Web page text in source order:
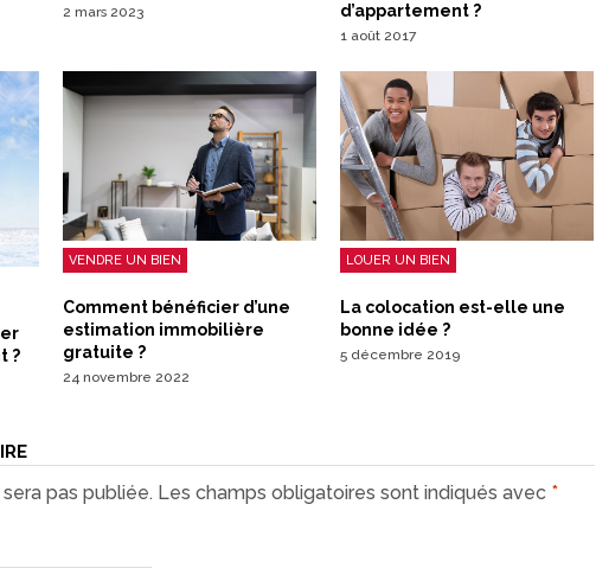
2 mars 2023
d’appartement ?
1 août 2017
?
VENDRE UN BIEN
Comment bénéficier d’une
estimation immobilière
gratuite ?
24 novembre 2022
LOUER UN BIEN
La colocation est-elle une
bonne idée ?
5 décembre 2019
pas publiée. Les champs obligatoires sont indiqués avec *